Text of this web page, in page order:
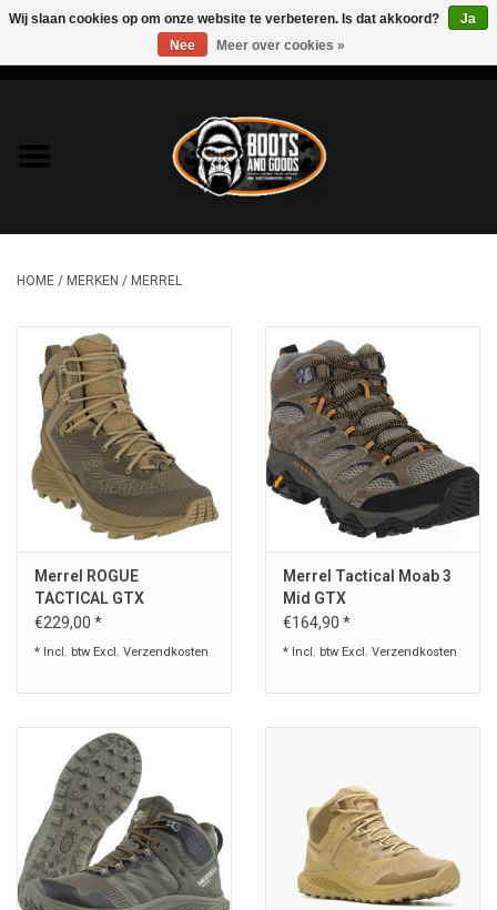
Bags & Packs
Bescherming
Lampen
Messen & Multitools
Schoenen
Survival
Boots and Goods Blog !
HOME / MERKEN / MERREL
Merrel ROGUE
TACTICAL GTX
€229,00 *
* Incl. btw Excl. Verzendkosten
Merrel Tactical Moab 3
Mid GTX
€164,90 *
* Incl. btw Excl. Verzendkosten
Wij slaan cookies op om onze website te verbeteren. Is dat akkoord?
Ja
Nee
Meer over cookies »